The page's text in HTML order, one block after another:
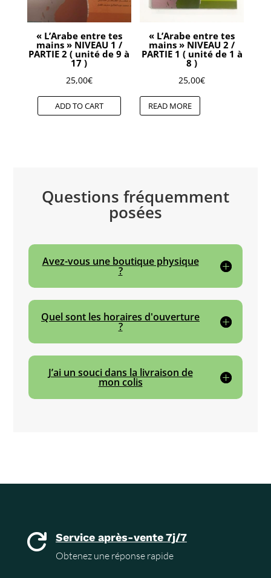
« L’Arabe entre tes
mains » NIVEAU 1 /
PARTIE 2 ( unité de 9 à
17 )
25,00€
ADD TO CART
« L’Arabe entre tes
mains » NIVEAU 2 /
PARTIE 1 ( unité de 1 à
8 )
25,00€
READ MORE
Questions fréquemment
posées
Avez-vous une boutique physique
?
Quel sont les horaires d'ouverture
?
J’ai un souci dans la livraison de
mon colis
 Service après-vente 7j/7
Obtenez une réponse rapide